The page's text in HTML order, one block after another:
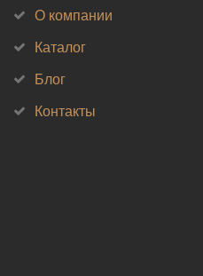
О компании
Каталог
Блог
Контакты